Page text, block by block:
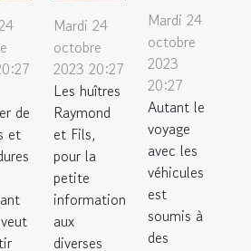
de
et
Mardi 24
octobre
2023 20:27
Les huîtres
Raymond
et Fils,
pour la
petite
information
aux
diverses
Mardi 24
octobre
2023
20:27
Autant le
voyage
avec les
véhicules
est
soumis à
des